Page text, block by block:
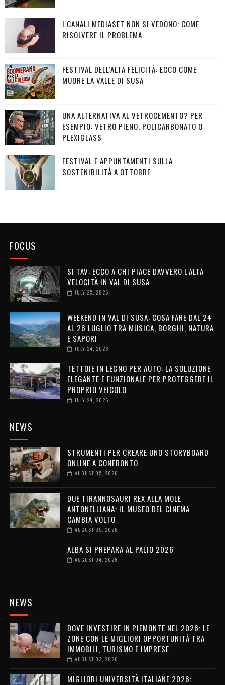
I CANALI MEDIASET NON SI VEDONO: COME
RISOLVERE IL PROBLEMA
FESTIVAL DELL'ALTA FELICITÀ: ECCO COME
MUORE LA VALLE DI SUSA
UNA ALTERNATIVA AL VETROCEMENTO? PER
ESEMPIO: VETRO PIENO, POLICARBONATO O
PLEXIGLASS
FESTIVAL E APPUNTAMENTI SULLA
SOSTENIBILITÀ A OTTOBRE
FOCUS
SI TAV: ECCO A CHI PIACE DAVVERO L'ALTA
VELOCITÀ IN VAL DI SUSA
JULY 25, 2026
WEEKEND IN VAL DI SUSA: COSA FARE DAL 24
AL 26 LUGLIO TRA MUSICA, BORGHI, NATURA
E SAPORI
JULY 24, 2026
TETTOIE IN LEGNO PER AUTO: LA SOLUZIONE
ELEGANTE E FUNZIONALE PER PROTEGGERE IL
PROPRIO VEICOLO
JULY 24, 2026
NEWS
STRUMENTI PER CREARE UNO STORYBOARD
ONLINE A CONFRONTO
AUGUST 05, 2026
DUE TIRANNOSAURI REX ALLA MOLE
ANTONELLIANA: IL MUSEO DEL CINEMA
CAMBIA VOLTO
AUGUST 05, 2026
ALBA SI PREPARA AL PALIO 2026
AUGUST 04, 2026
NEWS
DOVE INVESTIRE IN PIEMONTE NEL 2026: LE
ZONE CON LE MIGLIORI OPPORTUNITÀ TRA
IMMOBILI, TURISMO E IMPRESE
AUGUST 03, 2026
MIGLIORI UNIVERSITÀ ITALIANE 2026: